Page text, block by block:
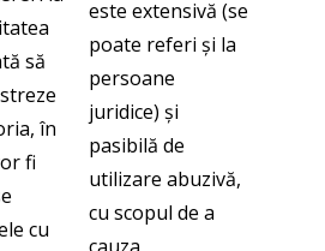
să
în
fi
cu
este extensivă (se
poate referi și la
persoane
juridice) și
pasibilă de
utilizare abuzivă,
cu scopul de a